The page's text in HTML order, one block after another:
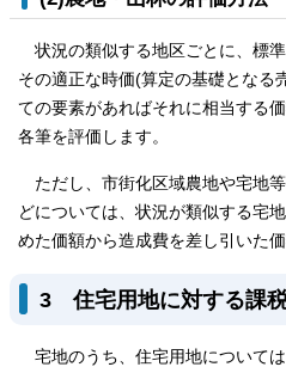
状況の類似する地区ごとに、標準
その適正な時価(算定の基礎となる
ての要素があればそれに相当する
各筆を評価します。
ただし、市街化区域農地や宅地
どについては、状況が類似する宅
めた価額から造成費を差し引いた
3 住宅用地に対する課
宅地のうち、住宅用地については